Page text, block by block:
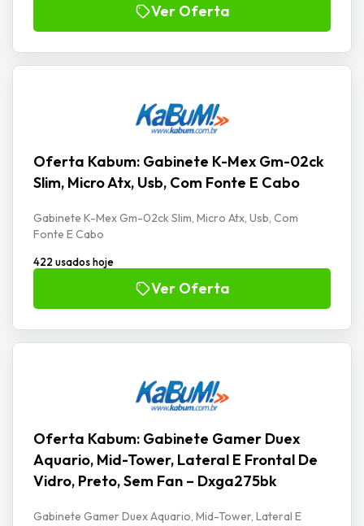
Ver Oferta
Oferta Kabum: Gabinete K-Mex Gm-02ck
Slim, Micro Atx, Usb, Com Fonte E Cabo
Gabinete K-Mex Gm-02ck Slim, Micro Atx, Usb, Com
Fonte E Cabo
422 usados hoje
Ver Oferta
Oferta Kabum: Gabinete Gamer Duex
Aquario, Mid-Tower, Lateral E Frontal De
Vidro, Preto, Sem Fan – Dxga275bk
Gabinete Gamer Duex Aquario, Mid-Tower, Lateral E